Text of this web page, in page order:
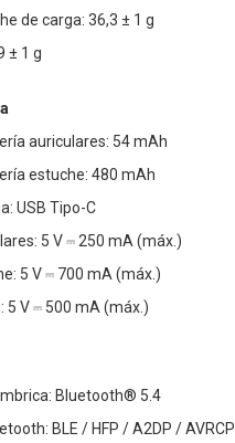
de carga: 36,3 ± 1 g
± 1 g
auriculares: 54 mAh
estuche: 480 mAh
USB Tipo-C
5 V ⎓ 250 mA (máx.)
5 V ⎓ 700 mA (máx.)
5 V ⎓ 500 mA (máx.)
Bluetooth® 5.4
BLE / HFP / A2DP / AVRCP